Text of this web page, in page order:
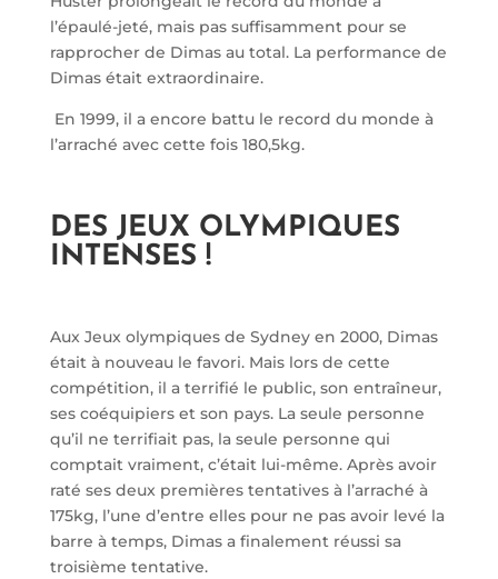
l’épaulé-jeté, mais pas suffisamment pour se
rapprocher de Dimas au total. La performance de
Dimas était extraordinaire.
En 1999, il a encore battu le record du monde à
l’arraché avec cette fois 180,5kg.
DES JEUX OLYMPIQUES
INTENSES !
Aux Jeux olympiques de Sydney en 2000, Dimas
était à nouveau le favori. Mais lors de cette
compétition, il a terrifié le public, son entraîneur,
ses coéquipiers et son pays. La seule personne
qu’il ne terrifiait pas, la seule personne qui
comptait vraiment, c’était lui-même. Après avoir
raté ses deux premières tentatives à l’arraché à
175kg, l’une d’entre elles pour ne pas avoir levé la
barre à temps, Dimas a finalement réussi sa
troisième tentative.